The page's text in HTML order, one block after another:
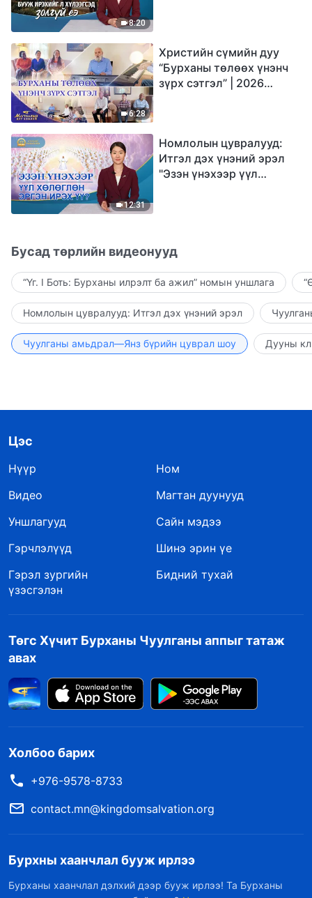
8:20
6:28
Христийн сүмийн дуу
“Бурханы төлөөх үнэнч
зүрх сэтгэл” | 2026
12:31
Номлолын цувралууд:
Итгэл дэх үнэний эрэл
"Эзэн үнэхээр үүл
Бусад төрлийн видеонууд
“Үг. I Боть: Бурханы илрэлт ба ажил” номын уншлага
Номлолын цувралууд: Итгэл дэх үнэний эрэл
Чуулганы амьдрал—Янз бүрийн цуврал шоу Дууны
Цэс
Нүүр
Ном
Видео
Магтан дуунууд
Уншлагууд
Сайн мэдээ
Гэрчлэлүүд
Шинэ эрин үе
Гэрэл зургийн
үзэсгэлэн
Бидний тухай
Төгс Хүчит Бурханы Чуулганы аппыг татаж
авах
Холбоо барих
+976-9578-8733
contact.mn@kingdomsalvation.org
Бурхны хаанчлал бууж ирлээ
Бурханы хаанчлал дэлхий дээр бууж ирлээ! Та Бурханы